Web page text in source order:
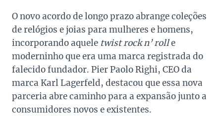
O novo acordo de longo prazo abrange coleções
de relógios e joias para mulheres e homens,
incorporando aquele twist rock n’ rolle
moderninho que era uma marca registrada do
falecido fundador. Pier Paolo Righi, CEO da
marca Karl Lagerfeld, destacou que essa nova
parceria abre caminho para a expansão junto a
consumidores novos e existentes.